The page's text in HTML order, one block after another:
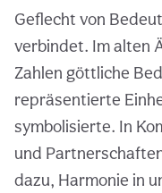
Geflecht von
verbindet. Im alten
Zahlen göttliche
repräsentierte
symbolisierte. In
und
dazu, Harmonie in